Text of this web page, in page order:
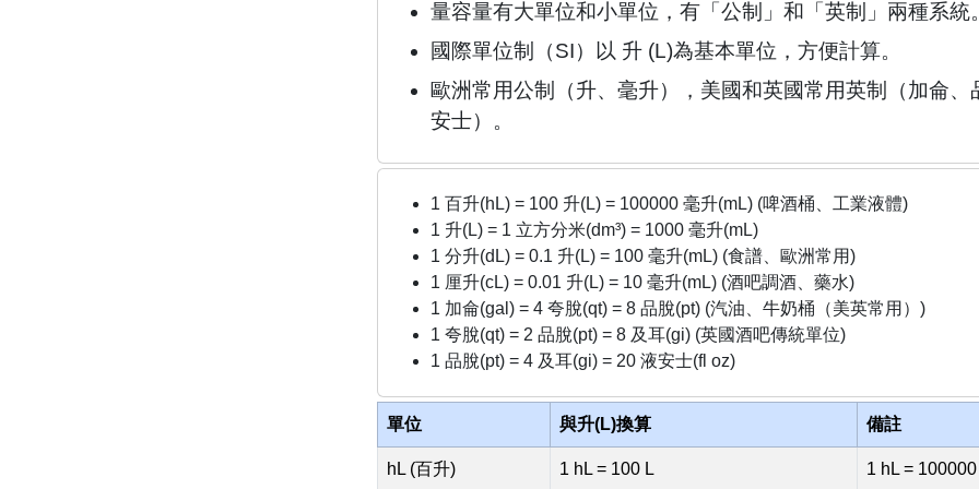
量容量有大單位和小單位，有「公制」和「英制」兩種系統
國際單位制（SI）以 升 (L)為基本單位，方便計算。
歐洲常用公制（升、毫升），美國和英國常用英制（加侖、
安士）。
1 百升(hL) = 100 升(L) = 100000 毫升(mL) (啤酒桶、工業液體)
1 升(L) = 1 立方分米(dm³) = 1000 毫升(mL)
1 分升(dL) = 0.1 升(L) = 100 毫升(mL) (食譜、歐洲常用)
1 厘升(cL) = 0.01 升(L) = 10 毫升(mL) (酒吧調酒、藥水)
1 加侖(gal) = 4 夸脫(qt) = 8 品脫(pt) (汽油、牛奶桶（美英常用）)
1 夸脫(qt) = 2 品脫(pt) = 8 及耳(gi) (英國酒吧傳統單位)
1 品脫(pt) = 4 及耳(gi) = 20 液安士(fl oz)
單位 與升(L)換算 備註
hL (百升) 1 hL = 100 L 1 hL =